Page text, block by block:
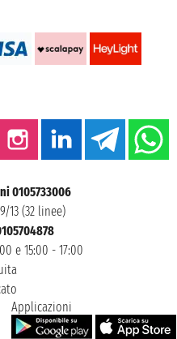
0105733006
13 (32 linee)
e 15:00 - 17:00
Applicazioni